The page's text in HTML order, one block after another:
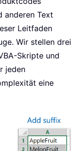
anderen Text
Leitfaden
Wir stellen drei
Skripte und
jeden
eine